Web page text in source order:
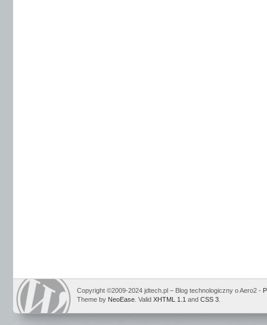
Copyright ©2009-2024 jdtech.pl – Blog technologiczny o Aero2 -
Theme by NeoEase . Valid XHTML 1.1 and CSS 3